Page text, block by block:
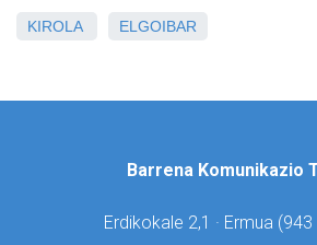
KIROLA ELGOIBAR
Barrena Komunikazio
Erdikokale 2,1 · Ermua (943